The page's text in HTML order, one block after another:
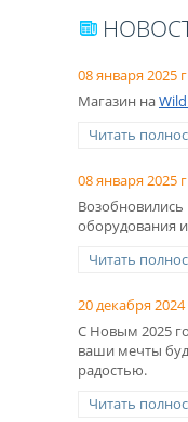
08 января 2025
Магазин на
Читать
08 января 2025
Возобновились
оборудования
Читать
20 декабря 2024
С Новым 2025
ваши мечты
радостью.
Читать